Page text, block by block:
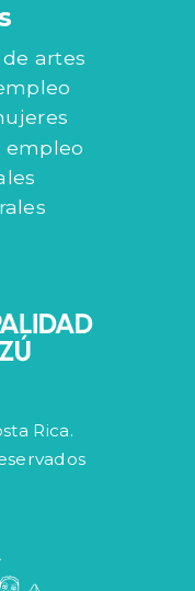
artes
empleo
Rica.